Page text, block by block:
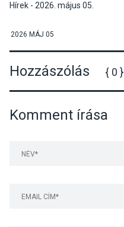
Hírek - 2026. május 05.
2026 MÁJ 05
Hozzászólás { 0 }
Komment írása